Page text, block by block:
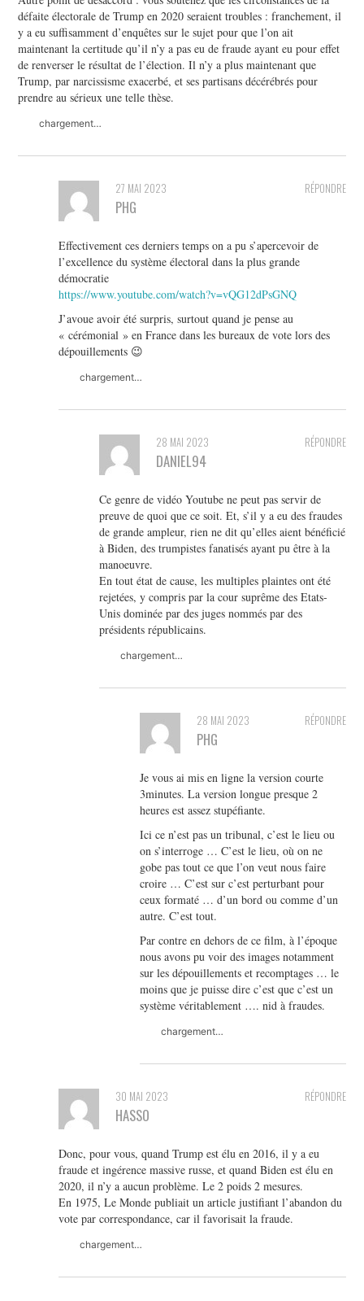
défaite électorale de Trump en 2020 seraient troubles : franchement, il
y a eu suffisamment d’enquêtes sur le sujet pour que l’on ait
maintenant la certitude qu’il n’y a pas eu de fraude ayant eu pour effet
de renverser le résultat de l’élection. Il n’y a plus maintenant que
Trump, par narcissisme exacerbé, et ses partisans décérébrés pour
prendre au sérieux une telle thèse.
chargement…
RÉPONDRE
27 MAI 2023
PHG
Effectivement ces derniers temps on a pu s’apercevoir de
l’excellence du système électoral dans la plus grande
démocratie
https://www.youtube.com/watch?v=vQG12dPsGNQ
J’avoue avoir été surpris, surtout quand je pense au
« cérémonial » en France dans les bureaux de vote lors des
dépouillements 😉
chargement…
RÉPONDRE
28 MAI 2023
DANIEL94
Ce genre de vidéo Youtube ne peut pas servir de
preuve de quoi que ce soit. Et, s’il y a eu des fraudes
de grande ampleur, rien ne dit qu’elles aient bénéficié
à Biden, des trumpistes fanatisés ayant pu être à la
manoeuvre.
En tout état de cause, les multiples plaintes ont été
rejetées, y compris par la cour suprême des Etats-
Unis dominée par des juges nommés par des
présidents républicains.
chargement…
RÉPONDRE
28 MAI 2023
PHG
Je vous ai mis en ligne la version courte
3minutes. La version longue presque 2
heures est assez stupéfiante.
Ici ce n’est pas un tribunal, c’est le lieu ou
on s’interroge … C’est le lieu, où on ne
gobe pas tout ce que l’on veut nous faire
croire … C’est sur c’est perturbant pour
ceux formaté … d’un bord ou comme d’un
autre. C’est tout.
Par contre en dehors de ce film, à l’époque
nous avons pu voir des images notamment
sur les dépouillements et recomptages … le
moins que je puisse dire c’est que c’est un
système véritablement …. nid à fraudes.
chargement…
RÉPONDRE
30 MAI 2023
HASSO
Donc, pour vous, quand Trump est élu en 2016, il y a eu
fraude et ingérence massive russe, et quand Biden est élu en
2020, il n’y a aucun problème. Le 2 poids 2 mesures.
En 1975, Le Monde publiait un article justifiant l’abandon du
vote par correspondance, car il favorisait la fraude.
chargement…